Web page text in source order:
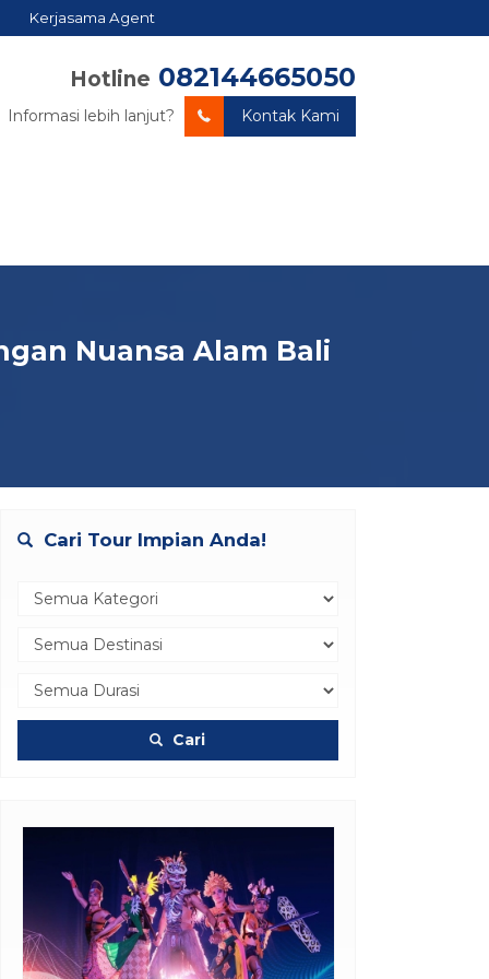
Kerjasama Agent
Hotline 082144665050
Informasi lebih lanjut? Kontak Kami
Nuansa Alam Bali
Cari Tour Impian Anda!
Cari